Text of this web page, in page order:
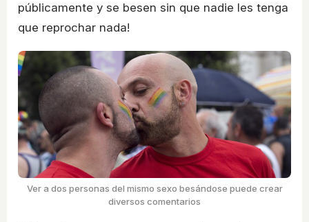
públicamente y se besen sin que nadie les tenga
que reprochar nada!
Ver a dos personas del mismo sexo besándose puede crear
diversos comentarios